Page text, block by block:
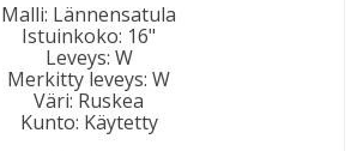
Malli: Lännensatula
Istuinkoko: 16"
Leveys: W
Merkitty leveys: W
Väri: Ruskea
Kunto: Käytetty